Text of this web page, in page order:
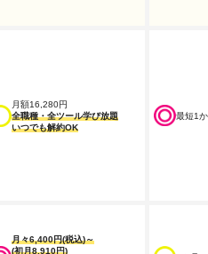
月額16,280円
全職種・全ツール学び放題
いつでも解約OK
最短1
月々6,400円(税込)～
(初月8,910円)